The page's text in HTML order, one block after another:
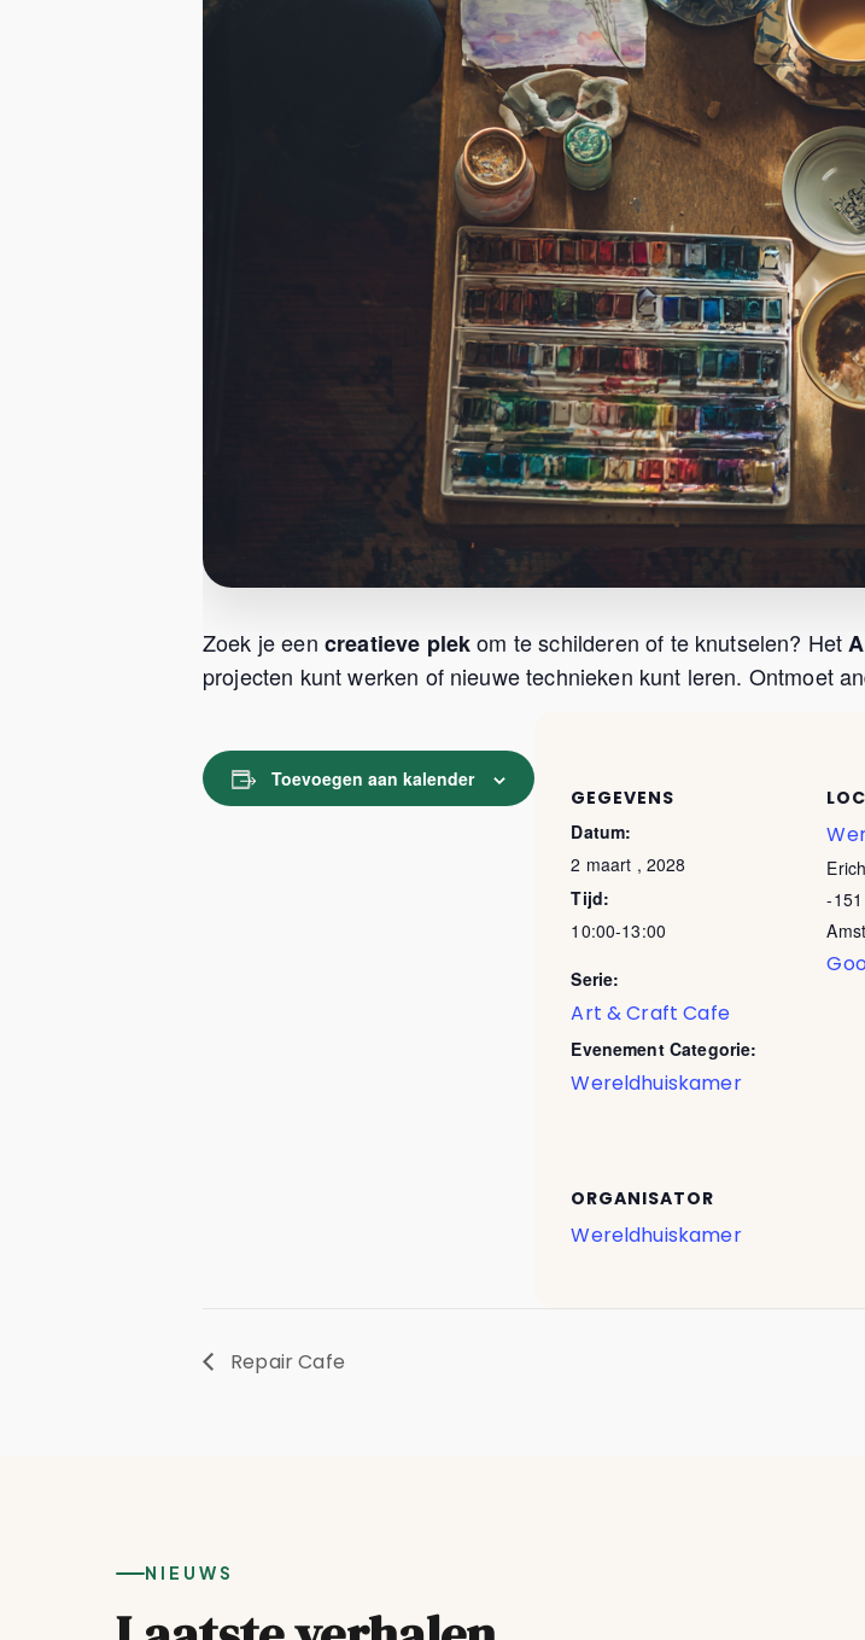
Zoek je een creatieve plekom te schilderen of te knutselen? Het
projecten kunt werken of nieuwe technieken kunt leren. Ontmoet
Toevoegen aan kalender
GEGEVENS
Datum:
2 maart , 2028
Tijd:
10:00-13:00
Serie:
Art & Craft Cafe
Evenement Categorie:
Wereldhuiskamer
-151
ORGANISATOR
Wereldhuiskamer
Repair Cafe
NIEUWS